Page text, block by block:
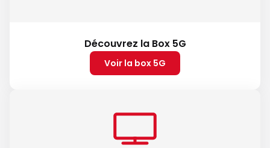
Découvrez la Box 5G
Voir la box 5G